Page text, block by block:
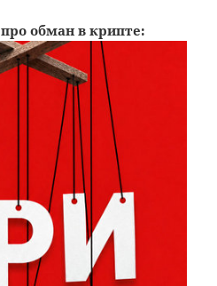
про обман в крипте: